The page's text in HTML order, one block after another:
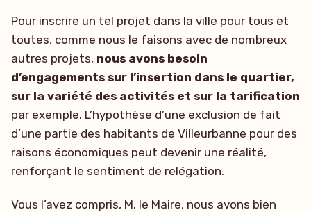
Pour inscrire un tel projet dans la ville pour tous et
toutes, comme nous le faisons avec de nombreux
autres projets, nous avons besoin
d’engagements sur l’insertion dans le quartier,
sur la variété des activités et sur la tarification
par exemple. L’hypothèse d’une exclusion de fait
d’une partie des habitants de Villeurbanne pour des
raisons économiques peut devenir une réalité,
renforçant le sentiment de relégation.
Vous l’avez compris, M. le Maire, nous avons bien